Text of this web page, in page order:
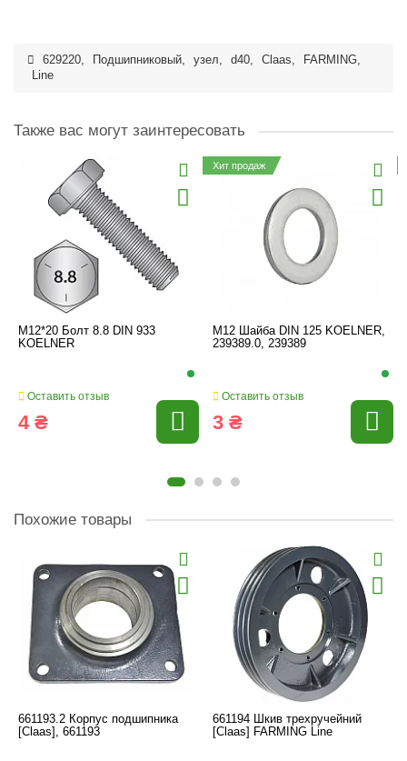
629220, Подшипниковый, узел, d40, Claas, FARMING,
Line
Также вас могут заинтересовать
M12*20 Болт 8.8 DIN 933
KOELNER
Оставить отзыв
4 ₴
Хит продаж
M12 Шайба DIN 125 KOELNER,
239389.0, 239389
Оставить отзыв
3 ₴
Похожие товары
661193.2 Корпус подшипника
[Claas], 661193
661194 Шкив трехручейний
[Claas] FARMING Line